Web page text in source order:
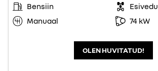
Bensiin
Esivedu
Manuaal
74 kW
OLEN HUVITATUD!